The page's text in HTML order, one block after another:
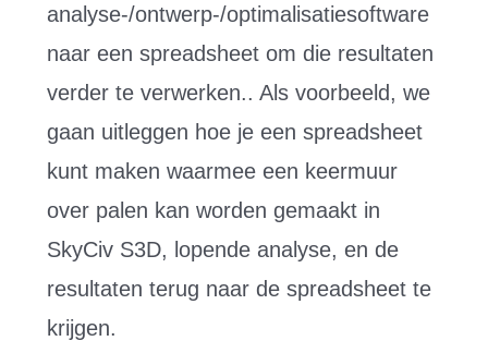
analyse-/ontwerp-/optimalisatiesoftware
naar een spreadsheet om die resultaten
verder te verwerken.. Als voorbeeld, we
gaan uitleggen hoe je een spreadsheet
kunt maken waarmee een keermuur
over palen kan worden gemaakt in
SkyCiv S3D, lopende analyse, en de
resultaten terug naar de spreadsheet te
krijgen.